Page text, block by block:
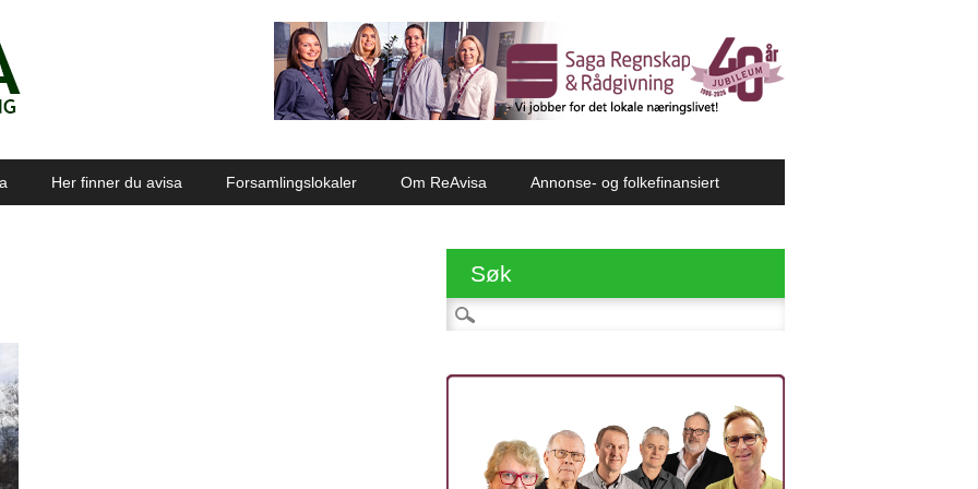
Her finner du avisa Forsamlingslokaler Om ReAvisa Annonse- og folkefinansiert
Søk
Søk etter: